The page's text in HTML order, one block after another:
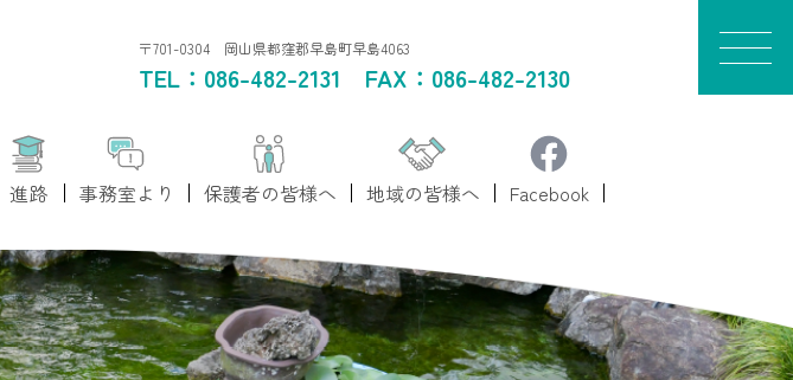
〒701-0304 岡山県都窪郡早島町早島4063
TEL： 086-482-2131 FAX：086-482-2130
進路 事務室より 保護者の皆様へ 地域の皆様へ Facebook